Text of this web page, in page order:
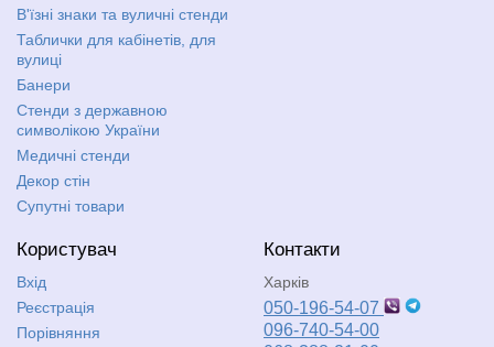
В'їзні знаки та вуличні стенди
Таблички для кабінетів, для
вулиці
Банери
Стенди з державною
символікою України
Медичні стенди
Декор стін
Супутні товари
Користувач
Вхід
Реєстрація
Порівняння
Контакти
Харків
050-196-54-07
096-740-54-00